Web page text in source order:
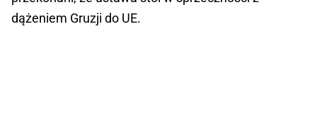
dążeniem Gruzji do UE.